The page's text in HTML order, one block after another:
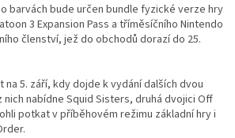
barvách bude určen bundle fyzické verze hry
3 Expansion Pass a tříměsíčního Nintendo
členství, jež do obchodů dorazí do 25.
na 5. září, kdy dojde k vydání dalších dvou
nabídne Squid Sisters, druhá dvojici Off
potkat v příběhovém režimu základní hry i